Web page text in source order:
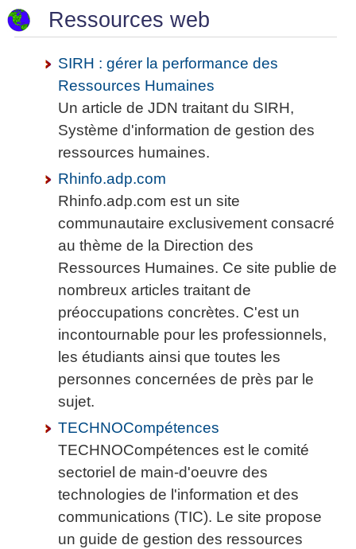
Ressources web
SIRH : gérer la performance des
Ressources Humaines
Un article de JDN traitant du SIRH,
Système d'information de gestion des
ressources humaines.
Rhinfo.adp.com
Rhinfo.adp.com est un site
communautaire exclusivement consacré
au thème de la Direction des
Ressources Humaines. Ce site publie de
nombreux articles traitant de
préoccupations concrètes. C'est un
incontournable pour les professionnels,
les étudiants ainsi que toutes les
personnes concernées de près par le
sujet.
TECHNOCompétences
TECHNOCompétences est le comité
sectoriel de main-d'oeuvre des
technologies de l'information et des
communications (TIC). Le site propose
un guide de gestion des ressources